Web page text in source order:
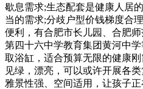
歇息需求;生态配套是健康人居
当的需求;分歧户型价钱梯度合
便利，有合肥市长儿园、合肥
第四十六中学教育集团黄河中
取浴缸，适合预算无限的健康
见绿，漂亮，可以或许开展各
雅景性强、空间适用，让孩子